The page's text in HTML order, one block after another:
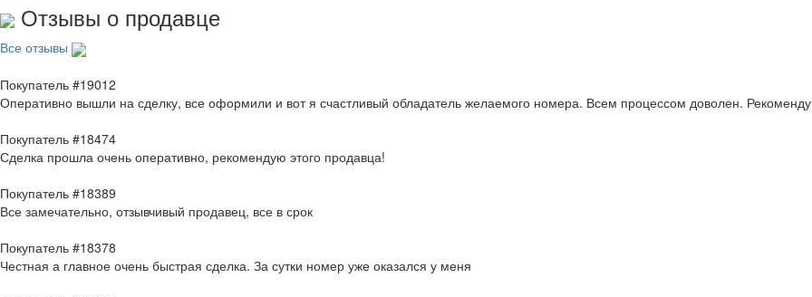
Отзывы о продавце
Все отзывы
Покупатель #19012
Оперативно вышли на сделку, все оформили и вот я счастливый обладатель желаемого номера. Всем процессом доволен.
Покупатель #18474
Сделка прошла очень оперативно, рекомендую этого продавца!
Покупатель #18389
Все замечательно, отзывчивый продавец, все в срок
Покупатель #18378
Честная а главное очень быстрая сделка. За сутки номер уже оказался у меня